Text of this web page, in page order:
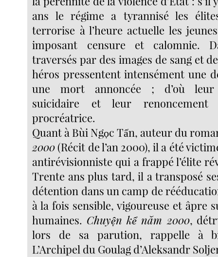
ans le régime a tyrannisé les
terrorise à l’heure actuelle les
imposant censure et calomnie.
traversés par des images de sang et
héros pressentent intensément une
une mort annoncée ; d’où leur
suicidaire et leur
procréatrice.
Quant à Bùi Ngọc Tấn, auteur du
2000 (Récit de l’an 2000), il a été
antirévisionniste qui a frappé l’élite
Trente ans plus tard, il a transposé
détention dans un camp de
à la fois sensible, vigoureuse et âpre
humaines. Chuyện kể năm 2000,
lors de sa parution, rappelle à
L’Archipel du Goulag d’Aleksandr